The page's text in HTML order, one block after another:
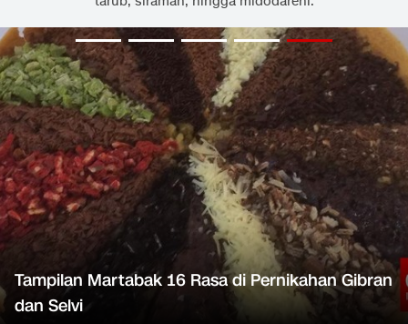
Tampilan Martabak 16 Rasa di Pernikahan Gibran
dan Selvi